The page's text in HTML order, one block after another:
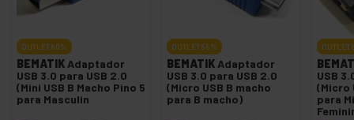
OUTLET80%
BEMATIK Adaptador
USB 3.0 para USB 2.0
(Mini USB B Macho Pino 5
para Masculin
OUTLET85%
BEMATIK Adaptador
USB 3.0 para USB 2.0
(Micro USB B macho
para B macho)
OUTLET
USB
(Micro
para